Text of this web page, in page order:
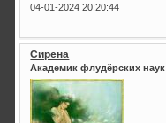
04-01-2024 20:20:44
Сирена
Академик флудёрских наук